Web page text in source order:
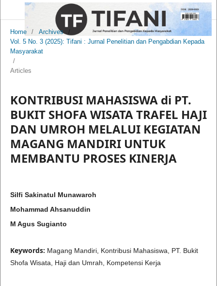
Home / Archives
/
Vol. 5 No. 3 (2025): Tifani : Jurnal Penelitian dan Pengabdian Kepada
Masyarakat
/
Articles
KONTRIBUSI MAHASISWA di PT.
BUKIT SHOFA WISATA TRAFEL HAJI
DAN UMROH MELALUI KEGIATAN
MAGANG MANDIRI UNTUK
MEMBANTU PROSES KINERJA
Silfi Sakinatul Munawaroh
Mohammad Ahsanuddin
M Agus Sugianto
Keywords: Magang Mandiri, Kontribusi Mahasiswa, PT. Bukit
Shofa Wisata, Haji dan Umrah, Kompetensi Kerja